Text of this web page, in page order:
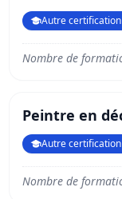
Autre certification
Nombre de
Peintre en
Autre certification
Nombre de